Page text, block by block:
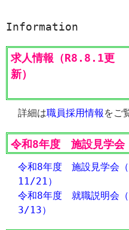
Information
求人情報（R8.8.1更
詳細は職員採用情報 をご
令和8年度 施設見学会
令和8年度 施設見学会
11/21）
令和8年度 就職説明会
3/13）